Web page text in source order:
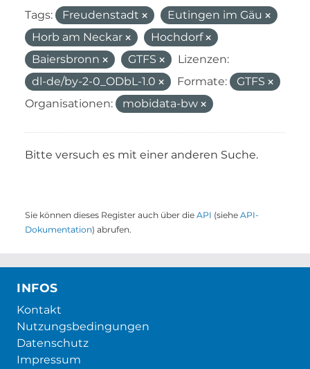
Tags: Freudenstadt
Eutingen im Gäu
Horb am Neckar
Hochdorf
Baiersbronn
GTFS
Lizenzen:
dl-de/by-2-0_ODbL-1.0
Formate:
GTFS
Organisationen:
mobidata-bw
Bitte versuch es mit einer anderen Suche.
Sie können dieses Register auch über die API (siehe API-
Dokumentation) abrufen.
INFOS
Kontakt
Nutzungsbedingungen
Datenschutz
Impressum